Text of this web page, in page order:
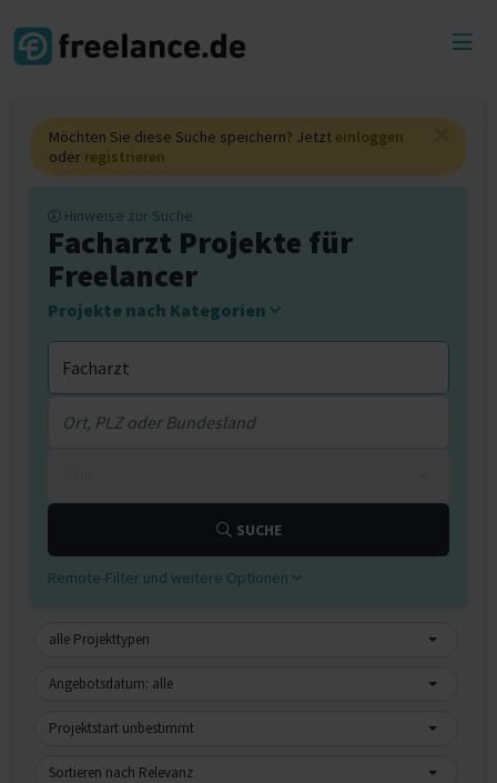
Möchten Sie diese Suche speichern? Jetzt einloggen
oder registrieren
Hinweise zur Suche
Facharzt Projekte für
Freelancer
Projekte nach Kategorien
SUCHE
Remote-Filter und weitere Optionen
alle Projekttypen
Angebotsdatum: alle
Projektstart unbestimmt
Sortieren nach Relevanz